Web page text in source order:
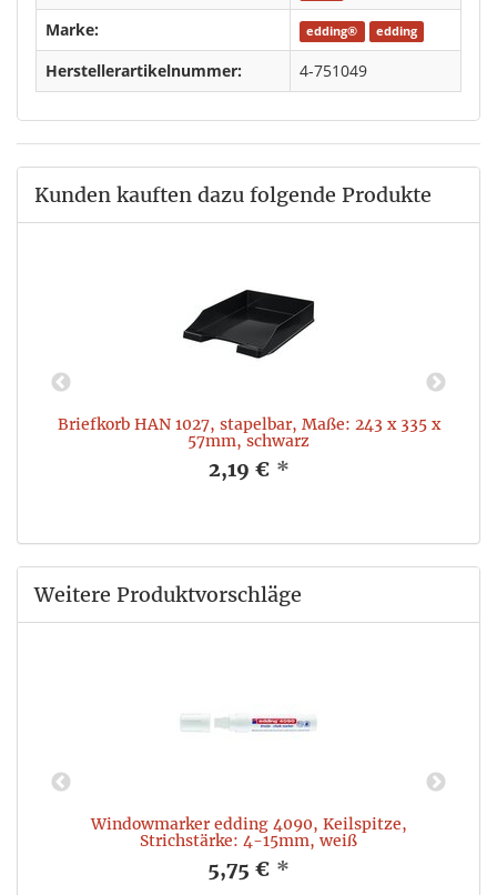
Marke: edding® edding
Herstellerartikelnummer: 4-751049
Kunden kauften dazu folgende Produkte
Briefkorb HAN 1027, stapelbar, Maße: 243 x 335 x
57mm, schwarz
2,19 € *
Weitere Produktvorschläge
Windowmarker edding 4090, Keilspitze,
Strichstärke: 4-15mm, weiß
5,75 € *